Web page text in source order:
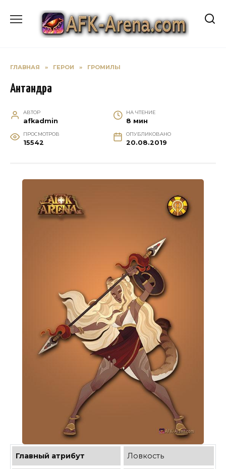
содержанию
ГЛАВНАЯ » ГЕРОИ » ГРОМИЛЫ
Антандра
АВТОР
afkadmin
НА ЧТЕНИЕ
8 мин
ПРОСМОТРОВ
15542
ОПУБЛИКОВАНО
20.08.2019
Главный атрибут Ловкость